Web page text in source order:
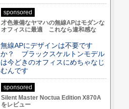
sponsored
才色兼備なヤマハの無線APはモダンな
オフィスに最適 これなら違和感な
無線APにデザインは不要です
か？ ブラックスケルトンモデル
は今どきのオフィスにめちゃなじ
むんです
sponsored
Silent Master Noctua Edition X870A
をレビュー